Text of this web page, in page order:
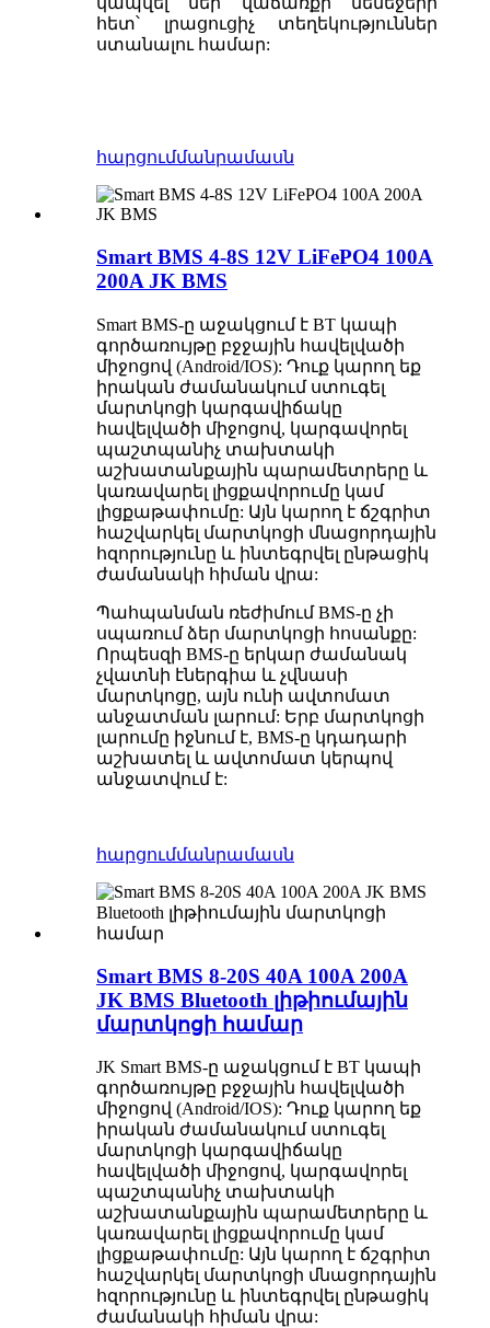
հետ՝ լրացուցիչ տեղեկություններ
ստանալու համար:
հարցումմանրամասն
Smart BMS 4-8S 12V LiFePO4 100A
200A JK BMS
Smart BMS-ը աջակցում է BT կապի
գործառույթը բջջային հավելվածի
միջոցով (Android/IOS): Դուք կարող եք
իրական ժամանակում ստուգել
մարտկոցի կարգավիճակը
հավելվածի միջոցով, կարգավորել
պաշտպանիչ տախտակի
աշխատանքային պարամետրերը և
կառավարել լիցքավորումը կամ
լիցքաթափումը: Այն կարող է ճշգրիտ
հաշվարկել մարտկոցի մնացորդային
հզորությունը և ինտեգրվել ընթացիկ
ժամանակի հիման վրա:
Պահպանման ռեժիմում BMS-ը չի
սպառում ձեր մարտկոցի հոսանքը:
Որպեսզի BMS-ը երկար ժամանակ
չվատնի էներգիա և չվնասի
մարտկոցը, այն ունի ավտոմատ
անջատման լարում: Երբ մարտկոցի
լարումը իջնում ​​է, BMS-ը կդադարի
աշխատել և ավտոմատ կերպով
անջատվում է:
հարցումմանրամասն
Smart BMS 8-20S 40A 100A 200A
JK BMS Bluetooth լիթիումային
մարտկոցի համար
JK Smart BMS-ը աջակցում է BT կապի
գործառույթը բջջային հավելվածի
միջոցով (Android/IOS): Դուք կարող եք
իրական ժամանակում ստուգել
մարտկոցի կարգավիճակը
հավելվածի միջոցով, կարգավորել
պաշտպանիչ տախտակի
աշխատանքային պարամետրերը և
կառավարել լիցքավորումը կամ
լիցքաթափումը: Այն կարող է ճշգրիտ
հաշվարկել մարտկոցի մնացորդային
հզորությունը և ինտեգրվել ընթացիկ
ժամանակի հիման վրա: